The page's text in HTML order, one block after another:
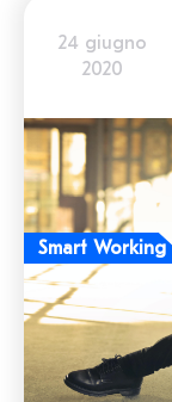
24 giugno
2020
Smart Working